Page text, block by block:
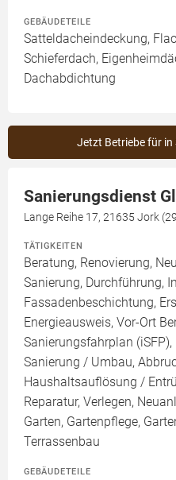
GEBÄUDETEILE
Satteldacheindeckung,
Schieferdach,
Dachabdichtung
Jetzt Betriebe für in
Sanierungsdienst
Lange Reihe 17, 21635 Jork
TÄTIGKEITEN
Beratung, Renovierung,
Sanierung, Durchführung,
Fassadenbeschichtung,
Energieausweis, Vor-Ort
Sanierungsfahrplan
Sanierung / Umbau,
Haushaltsauflösung /
Reparatur, Verlegen,
Garten, Gartenpflege,
Terrassenbau
GEBÄUDETEILE